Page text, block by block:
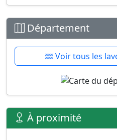
Département
Voir tous les
À proximité